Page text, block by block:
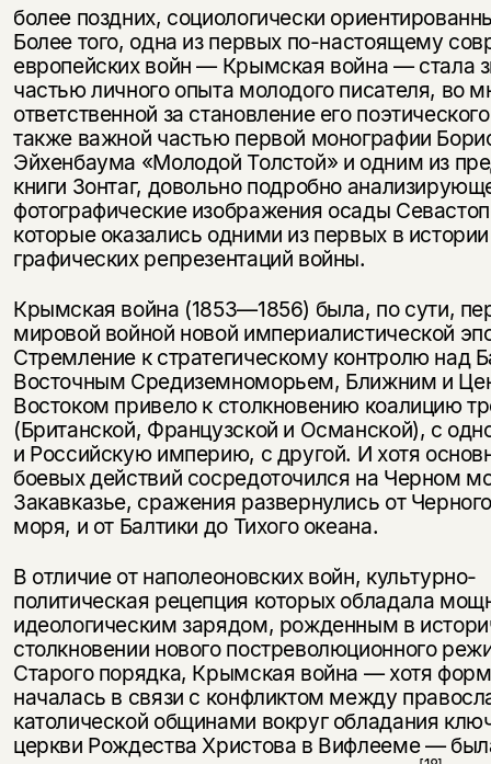
более поздних, социоло­гически
Более того, одна из первых по-настоя­щему
европейских войн — Крымская война — стала
частью личного опыта молодого писателя, во
ответственной за ста­новление его
также важной частью первой моногра­фии
Эйхенбаума «Молодой Толстой» и одним из
книги Зонтаг, довольно подробно
фотографические изображения осады
которые оказались одними из первых в
графических репрезентаций войны.
Крымская война (1853—1856) была, по сути,
мировой войной новой империалистической
Стремление к стратегическому контролю над
Восточным Средиземноморьем, Ближним и
Вос­током привело к столкновению коалицию
(Британской, Фран­цузской и Османской), с
и Российскую империю, с другой. И хотя
боевых действий сосредоточился на Черном
Закавказье, сражения развернулись от
моря, и от Балтики до Тихого океана.
В отличие от наполеоновских войн, культурно-
политическая рецепция ко­торых обладала
идеологическим зарядом, рожденным в
столкновении нового постреволюционного
Старого порядка, Крымская война — хотя
началась в связи с конфликтом меж­ду
католической общинами вокруг обладания
церкви Рождества Христова в Вифлееме —